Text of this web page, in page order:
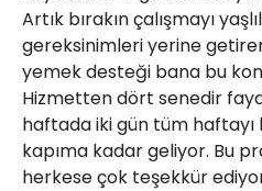
Artık bırakın çalışmayı
gereksinimleri yerine
yemek desteği bana bu
Hizmetten dört senedir
haftada iki gün tüm
kapıma kadar geliyor. Bu
herkese çok teşekkür